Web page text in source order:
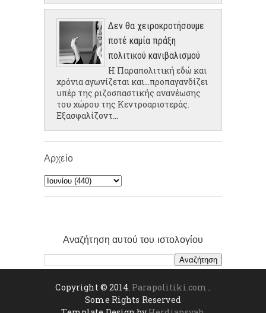
Δεν θα χειροκροτήσουμε
ποτέ καμία πράξη
πολιτικού κανιβαλισμού
Η Παραπολιτική εδώ και
χρόνια αγωνίζεται και...προπαγανδίζει
υπέρ της ριζοσπαστικής ανανέωσης
του χώρου της Κεντροαριστεράς.
Εξασφαλίζοντ...
Αρχείο
Αναζήτηση αυτού του ιστολογίου
Copyright © 2014. Parapolitiki.com .
Some Rights Reserved